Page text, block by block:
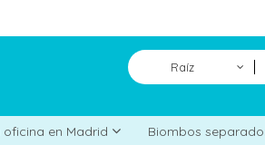
Raíz
en Madrid Biombos